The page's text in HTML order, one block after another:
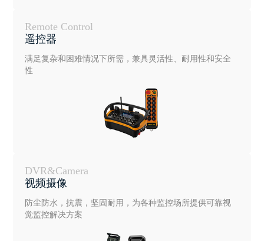
Remote Control
遥控器
满足复杂和困难情况下所需，兼具灵活性、耐用性和安全
性
DVR&Camera
视频摄像
防尘防水，抗震，坚固耐用，为各种监控场所提供可靠视
觉监控解决方案